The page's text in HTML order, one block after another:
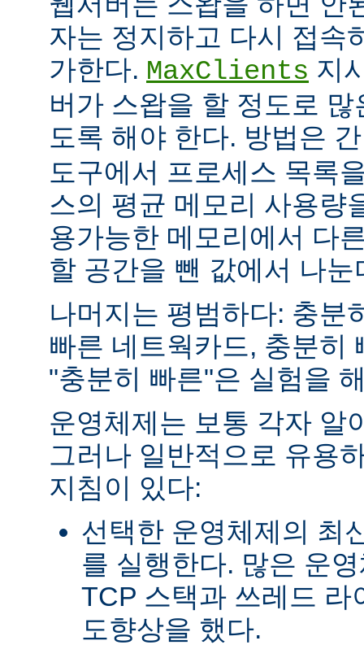
자는 정지하고 다시 접속
가한다. MaxClients 지
버가 스왑을 할 정도로
도록 해야 한다. 방법은
도구에서 프로세스 목록
스의 평균 메모리 사용량
용가능한 메모리에서 다
할 공간을 뺀 값에서 나눈
나머지는 평범하다: 충분
빠른 네트웍카드, 충분히
"충분히 빠른"은 실험을
운영체제는 보통 각자 알
그러나 일반적으로 유용
지침이 있다:
선택한 운영체제의 최
를 실행한다. 많은 운
TCP 스택과 쓰레드 라
도향상을 했다.